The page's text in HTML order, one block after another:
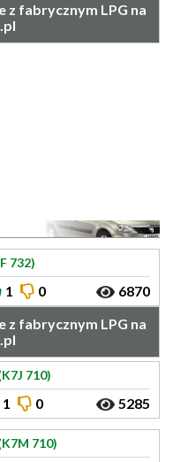
z fabrycznym LPG na
732)
1 0
6870
z fabrycznym LPG na
710)
1 0 5285
710)